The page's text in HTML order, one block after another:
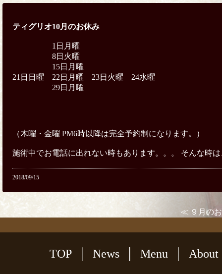
ティグリオ10月のお休み
1日月曜
8日火曜
15日月曜
21日日曜 22日月曜 23日火曜 24水曜
29日月曜
（木曜・金曜 PM6時以降は完全予約制になります。）
施術中でお電話に出れない時もあります。。。 そんな時
2018/09/15
≪ ９月の
TOP News Menu About